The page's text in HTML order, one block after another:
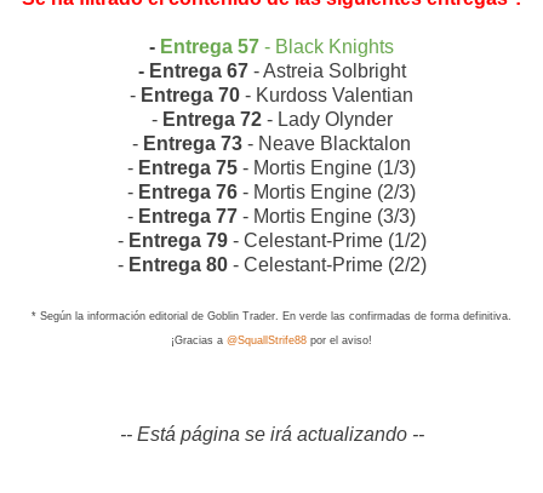
- Entrega 57 - Black Knights
- Entrega 67- Astreia Solbright
- Entrega 70 - Kurdoss Valentian
- Entrega 72- Lady Olynder
- Entrega 73 - Neave Blacktalon
- Entrega 75 - Mortis Engine (1/3)
- Entrega 76 - Mortis Engine (2/3)
- Entrega 77 - Mortis Engine (3/3)
- Entrega 79- Celestant-Prime (1/2)
- Entrega 80- Celestant-Prime (2/2)
* Según la información editorial de Goblin Trader. En verde las confirmadas de forma definitiva.
¡Gracias a @SquallStrife88 por el aviso!
-- Está página se irá actualizando --